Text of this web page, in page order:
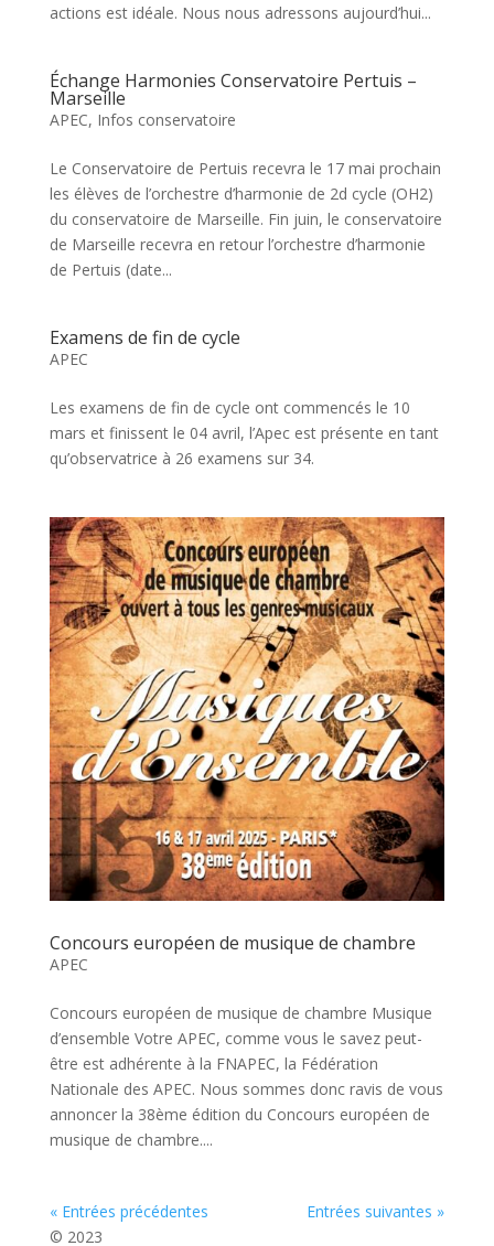
actions est idéale. Nous nous adressons aujourd’hui...
Échange Harmonies Conservatoire Pertuis –
Marseille
APEC, Infos conservatoire
Le Conservatoire de Pertuis recevra le 17 mai prochain
les élèves de l’orchestre d’harmonie de 2d cycle (OH2)
du conservatoire de Marseille. Fin juin, le conservatoire
de Marseille recevra en retour l’orchestre d’harmonie
de Pertuis (date...
Examens de fin de cycle
APEC
Les examens de fin de cycle ont commencés le 10
mars et finissent le 04 avril, l’Apec est présente en tant
qu’observatrice à 26 examens sur 34.
Concours européen de musique de chambre
APEC
Concours européen de musique de chambre Musique
d’ensemble Votre APEC, comme vous le savez peut-
être est adhérente à la FNAPEC, la Fédération
Nationale des APEC. Nous sommes donc ravis de vous
annoncer la 38ème édition du Concours européen de
musique de chambre....
« Entrées précédentes
Entrées suivantes »
© 2023